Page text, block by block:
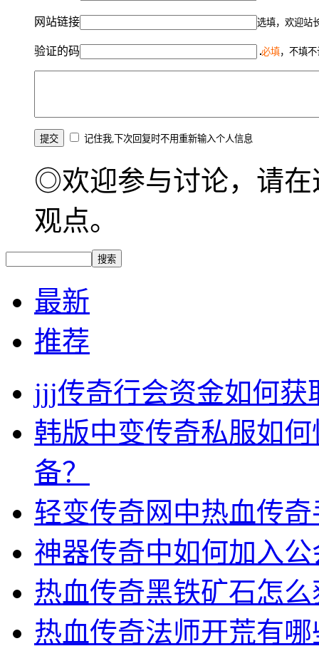
网站链接 选填，欢迎站
验证的码 必填，不填
记住我,下次回复时不用重新输入个人信息
◎欢迎参与讨论，请在
观点。
最新
推荐
jjj传奇行会资金如何获
韩版中变传奇私服如
备？
轻变传奇网中热血传
神器传奇中如何加入公
热血传奇黑铁矿石怎
热血传奇法师开荒有